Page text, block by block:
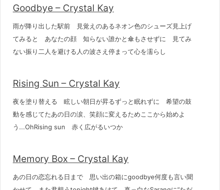
Goodbye – Crystal Kay
雨が降り出した駅前 見覚えのあるネオン色のシューズ見上げ
てみると あなたの顔 知らない誰かと傘もさせずに 見てみ
ない振り二人を避ける人の波さえ停まって心を濡らし
Rising Sun – Crystal Kay
夜を塗り替える 眩しい朝日が昇るずっと眠れずに 希望の鼓
動を感じてたあの日の涙、笑顔に変えるためここから始めよ
う...OhRising sun 赤く広がるいつか
Memory Box – Crystal Kay
あの日の恋忘れる日まで 思い出の箱にgoodbye何度も言い聞